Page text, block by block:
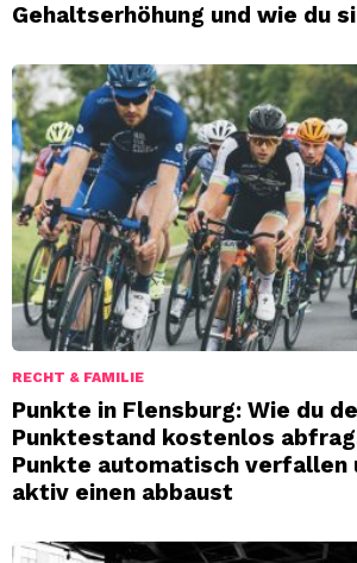
Gehaltserhöhung und wie du
RECHT & FAMILIE
Punkte in Flensburg: Wie du
Punktestand kostenlos
Punkte automatisch verfallen
aktiv einen abbaust